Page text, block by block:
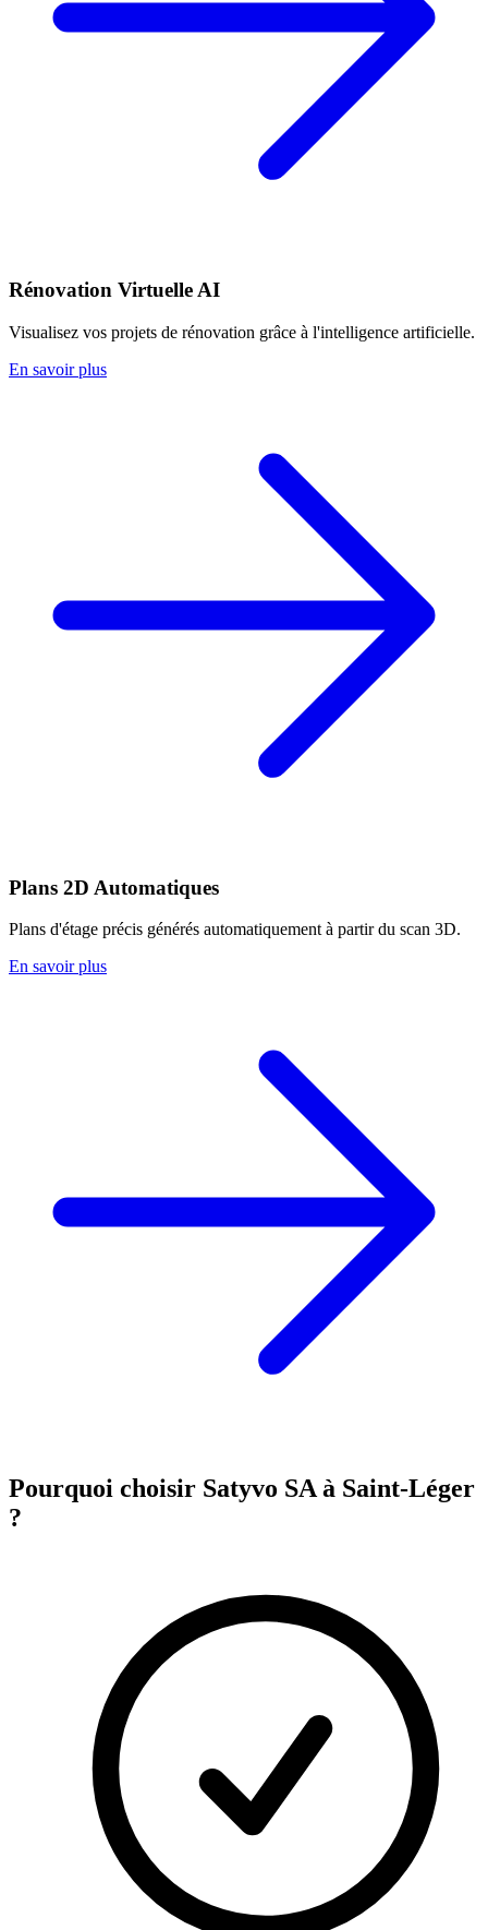
Rénovation Virtuelle AI
Visualisez vos projets de rénovation grâce à l'intelligence artificielle.
En savoir plus
Plans 2D Automatiques
Plans d'étage précis générés automatiquement à partir du scan 3D.
En savoir plus
Pourquoi choisir Satyvo SA à Saint-Léger
?